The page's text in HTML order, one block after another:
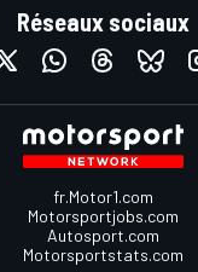
Réseaux sociaux
fr.Motor1.com
Motorsportjobs.com
Autosport.com
Motorsportstats.com